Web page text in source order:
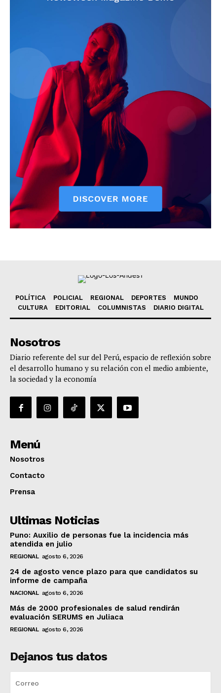
POLÍTICA POLICIAL REGIONAL DEPORTES
MUNDO
CULTURA
EDITORIAL COLUMNISTAS DIARIO DIGITAL
Nosotros
Diario referente del sur del Perú, espacio de reflexión sobre
el desarrollo humano y su relación con el medio ambiente,
la sociedad y la economía
Menú
Nosotros
Contacto
Prensa
Ultimas Noticias
Puno: Auxilio de personas fue la incidencia más
atendida en julio
REGIONAL agosto 6, 2026
24 de agosto vence plazo para que candidatos su
informe de campaña
NACIONAL agosto 6, 2026
Más de 2000 profesionales de salud rendirán
evaluación SERUMS en Juliaca
REGIONAL agosto 6, 2026
Dejanos tus datos